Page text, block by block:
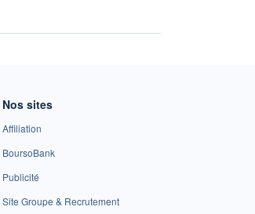
Nos sites
Affiliation
BoursoBank
Publicité
Site Groupe & Recrutement